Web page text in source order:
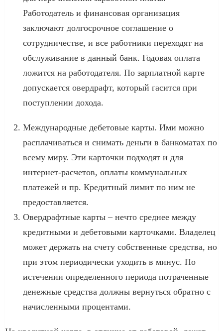
Работодатель и финансовая организация
заключают долгосрочное соглашение о
сотрудничестве, и все работники переходят на
обслуживание в данный банк. Годовая оплата
ложится на работодателя. По зарплатной карте
допускается овердрафт, который гасится при
поступлении дохода.
Международные дебетовые карты. Ими можно
расплачиваться и снимать деньги в банкоматах по
всему миру. Эти карточки подходят и для
интернет-расчетов, оплаты коммунальных
платежей и пр. Кредитный лимит по ним не
предоставляется.
Овердрафтные карты – нечто среднее между
кредитными и дебетовыми карточками. Владелец
может держать на счету собственные средства, но
при этом периодически уходить в минус. По
истечении определенного периода потраченные
денежные средства должны вернуться обратно с
начисленными процентами.